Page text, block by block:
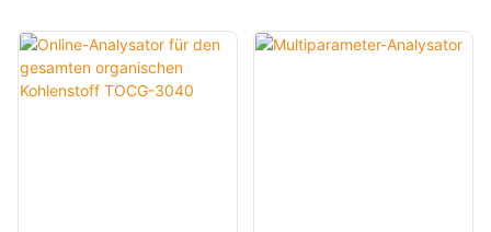
TOCG-3041